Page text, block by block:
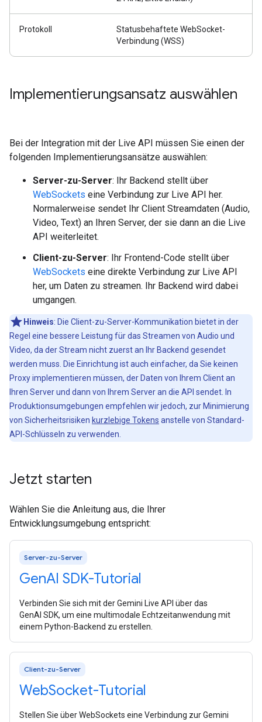
Protokoll
Statusbehaftete WebSocket-
Verbindung (WSS)
Implementierungsansatz auswählen
Bei der Integration mit der Live API müssen Sie einen der
folgenden Implementierungsansätze auswählen:
Server-zu-Server: Ihr Backend stellt über
WebSockets eine Verbindung zur Live API her.
Normalerweise sendet Ihr Client Streamdaten (Audio,
Video, Text) an Ihren Server, der sie dann an die Live
API weiterleitet.
Client-zu-Server: Ihr Frontend-Code stellt über
WebSockets eine direkte Verbindung zur Live API
her, um Daten zu streamen. Ihr Backend wird dabei
umgangen.
Hinweis: Die Client-zu-Server-Kommunikation bietet in der
Regel eine bessere Leistung für das Streamen von Audio und
Video, da der Stream nicht zuerst an Ihr Backend gesendet
werden muss. Die Einrichtung ist auch einfacher, da Sie keinen
Proxy implementieren müssen, der Daten von Ihrem Client an
Ihren Server und dann von Ihrem Server an die API sendet. In
Produktionsumgebungen empfehlen wir jedoch, zur Minimierung
von Sicherheitsrisiken kurzlebige Tokens anstelle von Standard-
API-Schlüsseln zu verwenden.
Jetzt starten
Wählen Sie die Anleitung aus, die Ihrer
Entwicklungsumgebung entspricht:
Server-zu-Server
GenAI SDK-Tutorial
Verbinden Sie sich mit der Gemini Live API über das
GenAI SDK, um eine multimodale Echtzeitanwendung mit
einem Python-Backend zu erstellen.
Client-zu-Server
WebSocket-Tutorial
Stellen Sie über WebSockets eine Verbindung zur Gemini